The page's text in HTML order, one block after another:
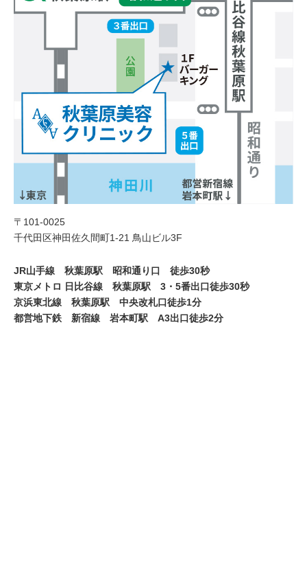
〒101-0025
千代田区神田佐久間町1-21 鳥山ビル3F
JR山手線 秋葉原駅 昭和通り口 徒歩30秒
東京メトロ 日比谷線 秋葉原駅 3・5番出口徒歩30秒
京浜東北線 秋葉原駅 中央改札口徒歩1分
都営地下鉄 新宿線 岩本町駅 A3出口徒歩2分